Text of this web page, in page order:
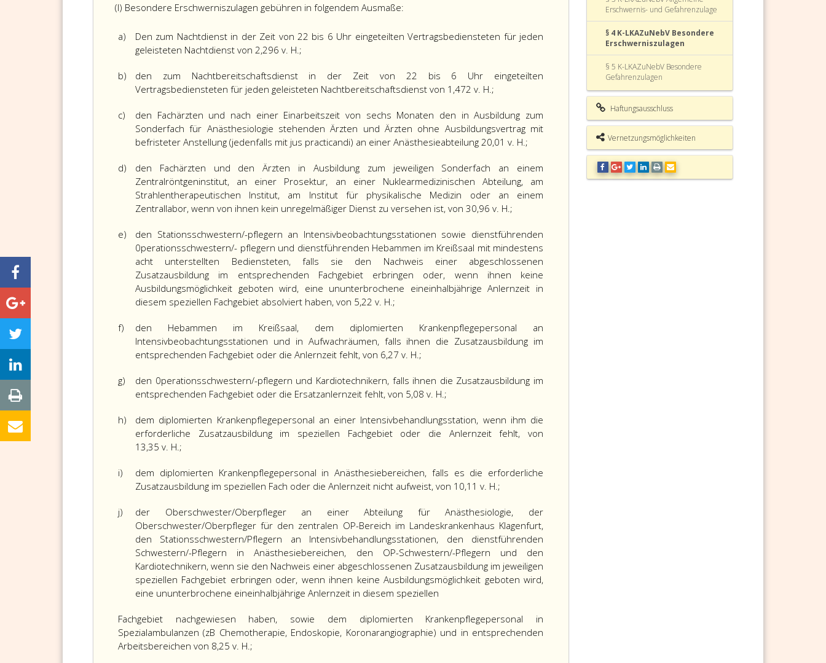
(l) Besondere Erschwerniszulagen gebühren in folgendem Ausmaße:
a)
Den zum Nachtdienst in der Zeit von 22 bis 6 Uhr eingeteilten Vertragsbediensteten für jeden
geleisteten Nachtdienst von 2,296 v. H.;
b)
den zum Nachtbereitschaftsdienst in der Zeit von 22 bis 6 Uhr eingeteilten
Vertragsbediensteten für jeden geleisteten Nachtbereitschaftsdienst von 1,472 v. H.;
c)
den Fachärzten und nach einer Einarbeitszeit von sechs Monaten den in Ausbildung zum
Sonderfach für Anästhesiologie stehenden Ärzten und Ärzten ohne Ausbildungsvertrag mit
befristeter Anstellung (jedenfalls mit jus practicandi) an einer Anästhesieabteilung 20,01 v. H.;
d)
den Fachärzten und den Ärzten in Ausbildung zum jeweiligen Sonderfach an einem
Zentralröntgeninstitut, an einer Prosektur, an einer Nuklearmedizinischen Abteilung, am
Strahlentherapeutischen Institut, am Institut für physikalische Medizin oder an einem
Zentrallabor, wenn von ihnen kein unregelmäßiger Dienst zu versehen ist, von 30,96 v. H.;
e)
den Stationsschwestern/-pflegern an Intensivbeobachtungsstationen sowie dienstführenden
0perationsschwestern/- pflegern und dienstführenden Hebammen im Kreißsaal mit mindestens
acht unterstellten Bediensteten, falls sie den Nachweis einer abgeschlossenen
Zusatzausbildung im entsprechenden Fachgebiet erbringen oder, wenn ihnen keine
Ausbildungsmöglichkeit geboten wird, eine ununterbrochene eineinhalbjährige Anlernzeit in
diesem speziellen Fachgebiet absolviert haben, von 5,22 v. H.;
f)
den Hebammen im Kreißsaal, dem diplomierten Krankenpflegepersonal an
Intensivbeobachtungsstationen und in Aufwachräumen, falls ihnen die Zusatzausbildung im
entsprechenden Fachgebiet oder die Anlernzeit fehlt, von 6,27 v. H.;
g)
den 0perationsschwestern/-pflegern und Kardiotechnikern, falls ihnen die Zusatzausbildung im
entsprechenden Fachgebiet oder die Ersatzanlernzeit fehlt, von 5,08 v. H.;
h)
dem diplomierten Krankenpflegepersonal an einer Intensivbehandlungsstation, wenn ihm die
erforderliche Zusatzausbildung im speziellen Fachgebiet oder die Anlernzeit fehlt, von
13,35 v. H.;
i)
dem diplomierten Krankenpflegepersonal in Anästhesiebereichen, falls es die erforderliche
Zusatzausbildung im speziellen Fach oder die Anlernzeit nicht aufweist, von 10,11 v. H.;
j)
der Oberschwester/Oberpfleger an einer Abteilung für Anästhesiologie, der
Oberschwester/Oberpfleger für den zentralen OP-Bereich im Landeskrankenhaus Klagenfurt,
den Stationsschwestern/Pflegern an Intensivbehandlungsstationen, den dienstführenden
Schwestern/-Pflegern in Anästhesiebereichen, den OP-Schwestern/-Pflegern und den
Kardiotechnikern, wenn sie den Nachweis einer abgeschlossenen Zusatzausbildung im jeweiligen
speziellen Fachgebiet erbringen oder, wenn ihnen keine Ausbildungsmöglichkeit geboten wird,
eine ununterbrochene eineinhalbjährige Anlernzeit in diesem speziellen
Fachgebiet nachgewiesen haben, sowie dem diplomierten Krankenpflegepersonal in
Spezialambulanzen (zB Chemotherapie, Endoskopie, Koronarangiographie) und in entsprechenden
Arbeitsbereichen von 8,25 v. H.;
Erschwernis- und Gefahrenzulage
§ 4 K-LKAZuNebV Besondere
Erschwerniszulagen
§ 5 K-LKAZuNebV Besondere
Gefahrenzulagen
Mehrleistungszulagen
§ 7 K-LKAZuNebV Inkrafttreten
Anl. 1 K-LKAZuNebV (
Kärntner Landeskrankenanstalten
Haftungsausschluss
Vernetzungsmöglichkeiten